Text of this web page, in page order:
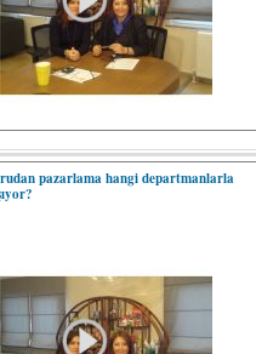
pazarlama hangi departmanlarla